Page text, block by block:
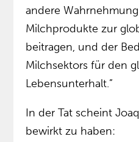
andere
Milchprodukte zur
beitragen, und der
Milchsektors für den
Lebensunterhalt.”
In der Tat scheint
bewirkt zu haben: